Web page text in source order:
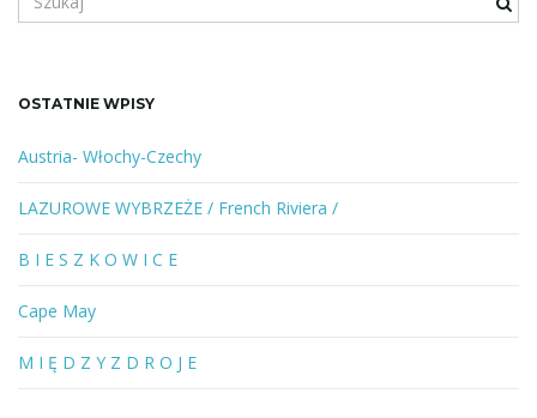
z
a
e
s
ł
o
w
o
l
u
b
f
OSTATNIE WPISY
Austria- Włochy-Czechy
LAZUROWE WYBRZEŻE / French Riviera /
B I E S Z K O W I C E
Cape May
M I Ę D Z Y Z D R O J E